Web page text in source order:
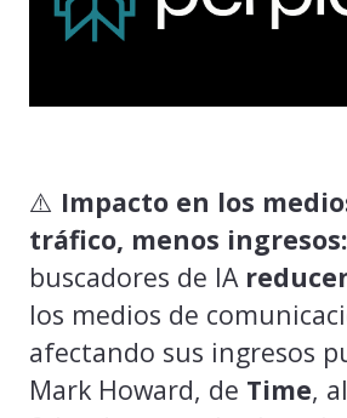
⚠️ Impacto en los
tráfico, menos ingresos:
buscadores de IA
los medios de
afectando sus ingresos
Mark Howard, de Time,